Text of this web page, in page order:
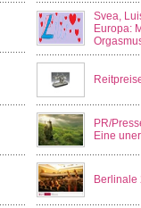
Svea,
Europa:
PR/
Eine
Berlinale